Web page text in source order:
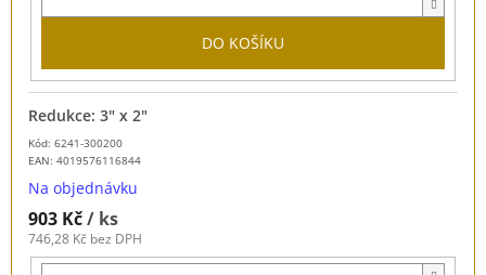
DO KOŠÍKU
Kód: 6241-300200
EAN: 4019576116844
Redukce: 3" x 2"
Na objednávku
903 Kč/ ks
746,28 Kč bez DPH